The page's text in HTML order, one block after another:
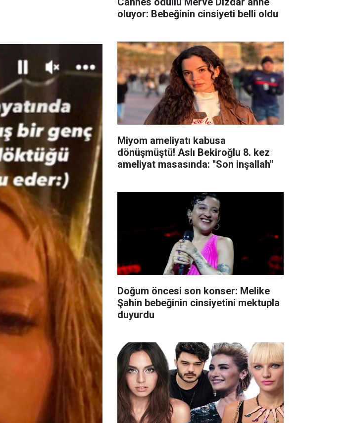
oluyor: Bebeğinin cinsiyeti belli oldu
Miyom ameliyatı kabusa
dönüşmüştü! Aslı Bekiroğlu 8. kez
ameliyat masasında: ''Son inşallah''
Doğum öncesi son konser: Melike
Şahin bebeğinin cinsiyetini mektupla
duyurdu